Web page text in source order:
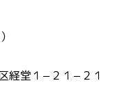
経堂１−２１−２１